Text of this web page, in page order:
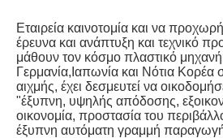
Εταιρεία καινοτομία και να
έρευνα και ανάπτυξη και τεχνικό
μάθουν τον κόσμο πλαστικό
Γερμανία,Ιαπωνία και Νότια Κορέα
αιχμής, έχει δεσμευτεί να
"έξυπνη, υψηλής απόδοσης,
οικονομία, προστασία του
έξυπνη αυτόματη γραμμή